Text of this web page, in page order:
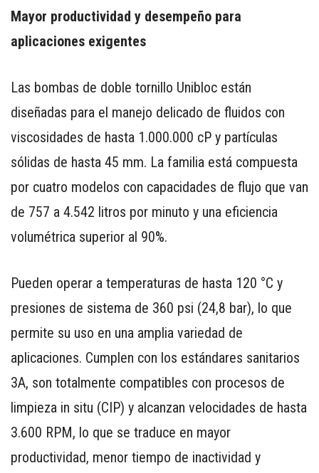
Mayor productividad y desempeño para
aplicaciones exigentes
Las bombas de doble tornillo Unibloc están
diseñadas para el manejo delicado de fluidos con
viscosidades de hasta 1.000.000 cP y partículas
sólidas de hasta 45 mm. La familia está compuesta
por cuatro modelos con capacidades de flujo que van
de 757 a 4.542 litros por minuto y una eficiencia
volumétrica superior al 90%.
Pueden operar a temperaturas de hasta 120 °C y
presiones de sistema de 360 psi (24,8 bar), lo que
permite su uso en una amplia variedad de
aplicaciones. Cumplen con los estándares sanitarios
3A, son totalmente compatibles con procesos de
limpieza in situ (CIP) y alcanzan velocidades de hasta
3.600 RPM, lo que se traduce en mayor
productividad, menor tiempo de inactividad y